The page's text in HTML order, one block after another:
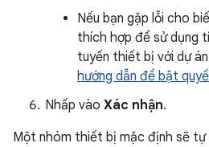
Nếu bạn gặp lỗi cho
thích hợp để sử dụng
tuyến thiết bị với dự
hướng dẫn để bật
Nhấp vào Xác nhận.
Một nhóm thiết bị mặc định sẽ